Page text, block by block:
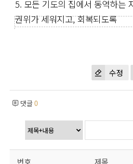
5. 모든 기도의 집에서 동역하는
권위가 세워지고, 회복되도록
수정
댓글0
번호 제목